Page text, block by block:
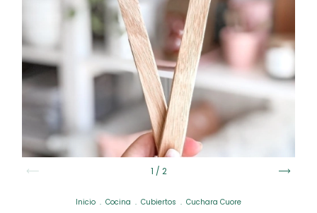
1 / 2
Inicio . Cocina . Cubiertos . Cuchara Cuore